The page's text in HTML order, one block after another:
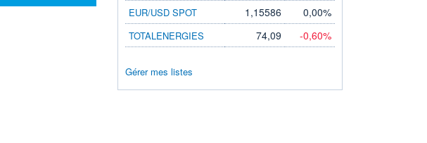
EUR/USD SPOT 1,15586 0,00%
TOTALENERGIES 74,09 -0,60%
Gérer mes listes